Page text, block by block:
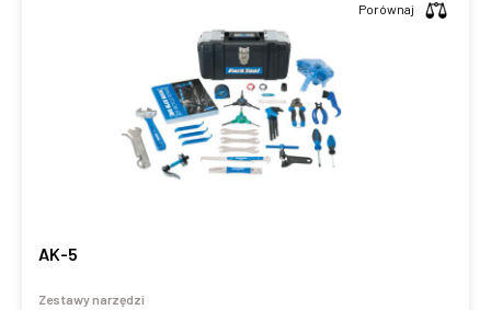
AK-5
Zestawy narzędzi
Porównaj